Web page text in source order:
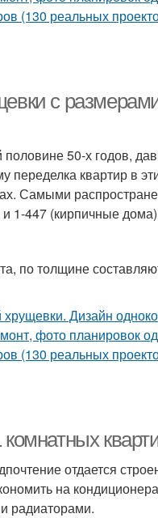
с
50-х годов,
переделка квартир в
Самыми
1-447 (кирпичные
по толщине
отдается
на
радиаторами.